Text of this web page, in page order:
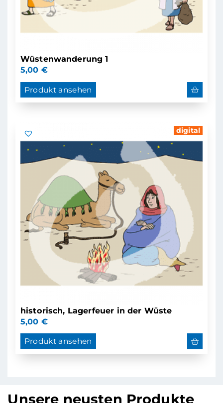
Wüstenwanderung 1
5,00 €
Produkt ansehen
digital
historisch, Lagerfeuer in der Wüste
5,00 €
Produkt ansehen
Unsere neusten Produkte